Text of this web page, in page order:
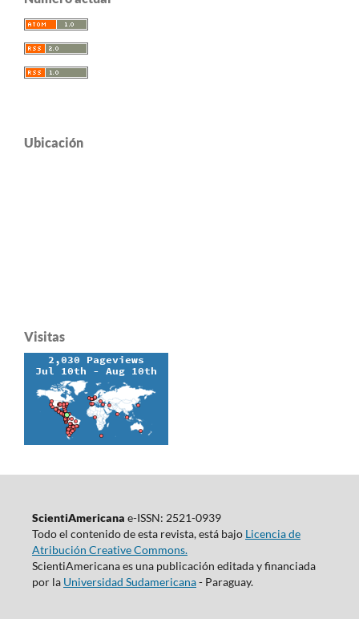
Ubicación
Visitas
ScientiAmericana e-ISSN: 2521-0939
Todo el contenido de esta revista, está bajo Licencia de
Atribución Creative Commons.
ScientiAmericana es una publicación editada y financiada
por la Universidad Sudamericana- Paraguay.